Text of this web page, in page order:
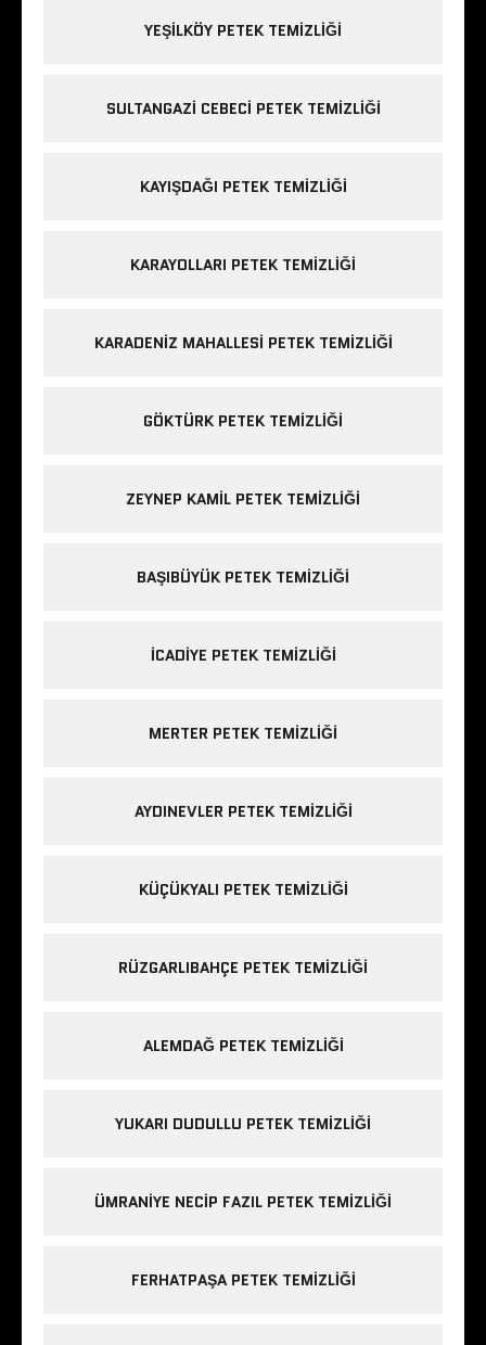
YEŞILKÖY PETEK TEMIZLIĞI
SULTANGAZI CEBECI PETEK TEMIZLIĞI
KAYIŞDAĞI PETEK TEMIZLIĞI
KARAYOLLARI PETEK TEMIZLIĞI
KARADENIZ MAHALLESI PETEK TEMIZLIĞI
GÖKTÜRK PETEK TEMIZLIĞI
ZEYNEP KAMIL PETEK TEMIZLIĞI
BAŞIBÜYÜK PETEK TEMIZLIĞI
ICADIYE PETEK TEMIZLIĞI
MERTER PETEK TEMIZLIĞI
AYDINEVLER PETEK TEMIZLIĞI
KÜÇÜKYALI PETEK TEMIZLIĞI
RÜZGARLIBAHÇE PETEK TEMIZLIĞI
ALEMDAĞ PETEK TEMIZLIĞI
YUKARI DUDULLU PETEK TEMIZLIĞI
ÜMRANIYE NECIP FAZIL PETEK TEMIZLIĞI
FERHATPAŞA PETEK TEMIZLIĞI